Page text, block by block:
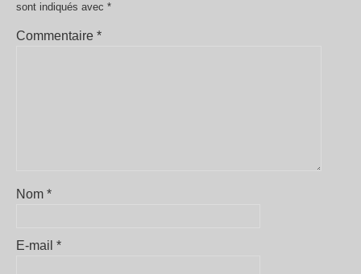
sont indiqués avec *
Commentaire *
Nom *
E-mail *